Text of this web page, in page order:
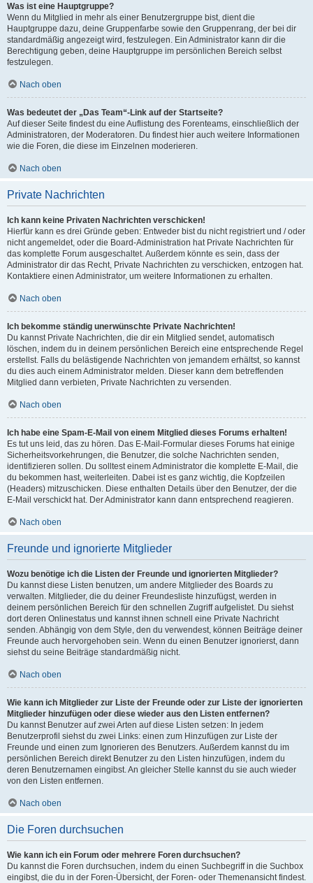
Was ist eine Hauptgruppe?
Wenn du Mitglied in mehr als einer Benutzergruppe bist, dient die
Hauptgruppe dazu, deine Gruppenfarbe sowie den Gruppenrang, der bei dir
standardmäßig angezeigt wird, festzulegen. Ein Administrator kann dir die
Berechtigung geben, deine Hauptgruppe im persönlichen Bereich selbst
festzulegen.
Nach oben
Was bedeutet der „Das Team“-Link auf der Startseite?
Auf dieser Seite findest du eine Auflistung des Forenteams, einschließlich der
Administratoren, der Moderatoren. Du findest hier auch weitere Informationen
wie die Foren, die diese im Einzelnen moderieren.
Nach oben
Private Nachrichten
Ich kann keine Privaten Nachrichten verschicken!
Hierfür kann es drei Gründe geben: Entweder bist du nicht registriert und / oder
nicht angemeldet, oder die Board-Administration hat Private Nachrichten für
das komplette Forum ausgeschaltet. Außerdem könnte es sein, dass der
Administrator dir das Recht, Private Nachrichten zu verschicken, entzogen hat.
Kontaktiere einen Administrator, um weitere Informationen zu erhalten.
Nach oben
Ich bekomme ständig unerwünschte Private Nachrichten!
Du kannst Private Nachrichten, die dir ein Mitglied sendet, automatisch
löschen, indem du in deinem persönlichen Bereich eine entsprechende Regel
erstellst. Falls du belästigende Nachrichten von jemandem erhältst, so kannst
du dies auch einem Administrator melden. Dieser kann dem betreffenden
Mitglied dann verbieten, Private Nachrichten zu versenden.
Nach oben
Ich habe eine Spam-E-Mail von einem Mitglied dieses Forums erhalten!
Es tut uns leid, das zu hören. Das E-Mail-Formular dieses Forums hat einige
Sicherheitsvorkehrungen, die Benutzer, die solche Nachrichten senden,
identifizieren sollen. Du solltest einem Administrator die komplette E-Mail, die
du bekommen hast, weiterleiten. Dabei ist es ganz wichtig, die Kopfzeilen
(Headers) mitzuschicken. Diese enthalten Details über den Benutzer, der die
E-Mail verschickt hat. Der Administrator kann dann entsprechend reagieren.
Nach oben
Freunde und ignorierte Mitglieder
Wozu benötige ich die Listen der Freunde und ignorierten Mitglieder?
Du kannst diese Listen benutzen, um andere Mitglieder des Boards zu
verwalten. Mitglieder, die du deiner Freundesliste hinzufügst, werden in
deinem persönlichen Bereich für den schnellen Zugriff aufgelistet. Du siehst
dort deren Onlinestatus und kannst ihnen schnell eine Private Nachricht
senden. Abhängig von dem Style, den du verwendest, können Beiträge deiner
Freunde auch hervorgehoben sein. Wenn du einen Benutzer ignorierst, dann
siehst du seine Beiträge standardmäßig nicht.
Nach oben
Wie kann ich Mitglieder zur Liste der Freunde oder zur Liste der ignorierten
Mitglieder hinzufügen oder diese wieder aus den Listen entfernen?
Du kannst Benutzer auf zwei Arten auf diese Listen setzen: In jedem
Benutzerprofil siehst du zwei Links: einen zum Hinzufügen zur Liste der
Freunde und einen zum Ignorieren des Benutzers. Außerdem kannst du im
persönlichen Bereich direkt Benutzer zu den Listen hinzufügen, indem du
deren Benutzernamen eingibst. An gleicher Stelle kannst du sie auch wieder
von den Listen entfernen.
Nach oben
Die Foren durchsuchen
Wie kann ich ein Forum oder mehrere Foren durchsuchen?
Du kannst die Foren durchsuchen, indem du einen Suchbegriff in die Suchbox
eingibst, die du in der Foren-Übersicht, der Foren- oder Themenansicht findest.